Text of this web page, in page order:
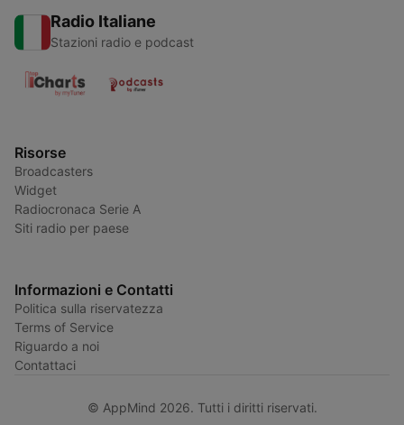
Radio Italiane
Stazioni radio e podcast
Risorse
Broadcasters
Widget
Radiocronaca Serie A
Siti radio per paese
Informazioni e Contatti
Politica sulla riservatezza
Terms of Service
Riguardo a noi
Contattaci
© AppMind 2026. Tutti i diritti riservati.